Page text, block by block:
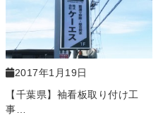
2017年1月19日
【千葉県】袖看板取り付け工
事…